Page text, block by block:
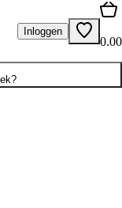
Inloggen
0.00